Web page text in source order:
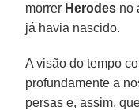
morrer Herodes no
já havia nascido.
A visão do tempo
profundamente a
persas e, assim,